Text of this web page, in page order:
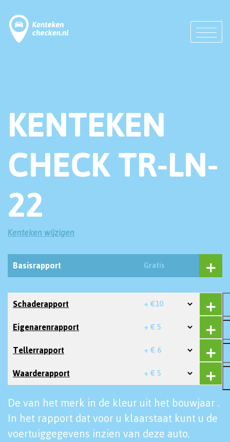
KENTEKEN
CHECK TR-LN-
22
Kenteken wijzigen
Basisrapport Gratis
Schaderapport + €10
Eigenarenrapport + € 5
Tellerrapport + € 6
Waarderapport + € 5
De van het merk in de kleur uit het bouwjaar .
In het rapport dat voor u klaarstaat kunt u de
voertuiggegevens inzien van deze auto.